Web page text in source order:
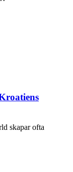
skapar ofta